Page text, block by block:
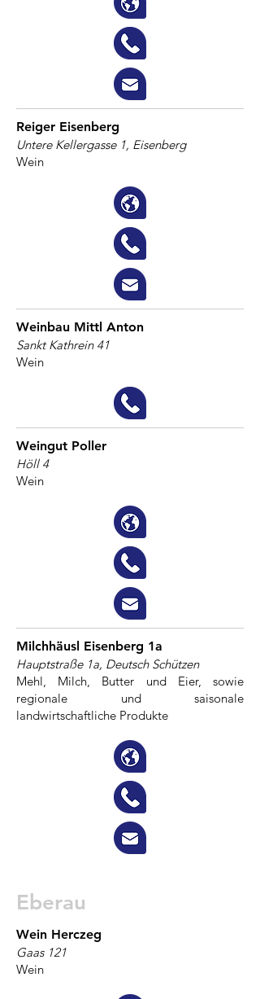
Reiger Eisenberg
Untere Kellergasse 1, Eisenberg
Wein
Weinbau Mittl Anton
Sankt Kathrein 41
Wein
Weingut Poller
Höll 4
Wein
Milchhäusl Eisenberg 1a
Hauptstraße 1a, Deutsch Schützen
Mehl, Milch, Butter und Eier, sowie
regionale und saisonale
landwirtschaftliche Produkte
Eberau
Wein Herczeg
Gaas 121
Wein